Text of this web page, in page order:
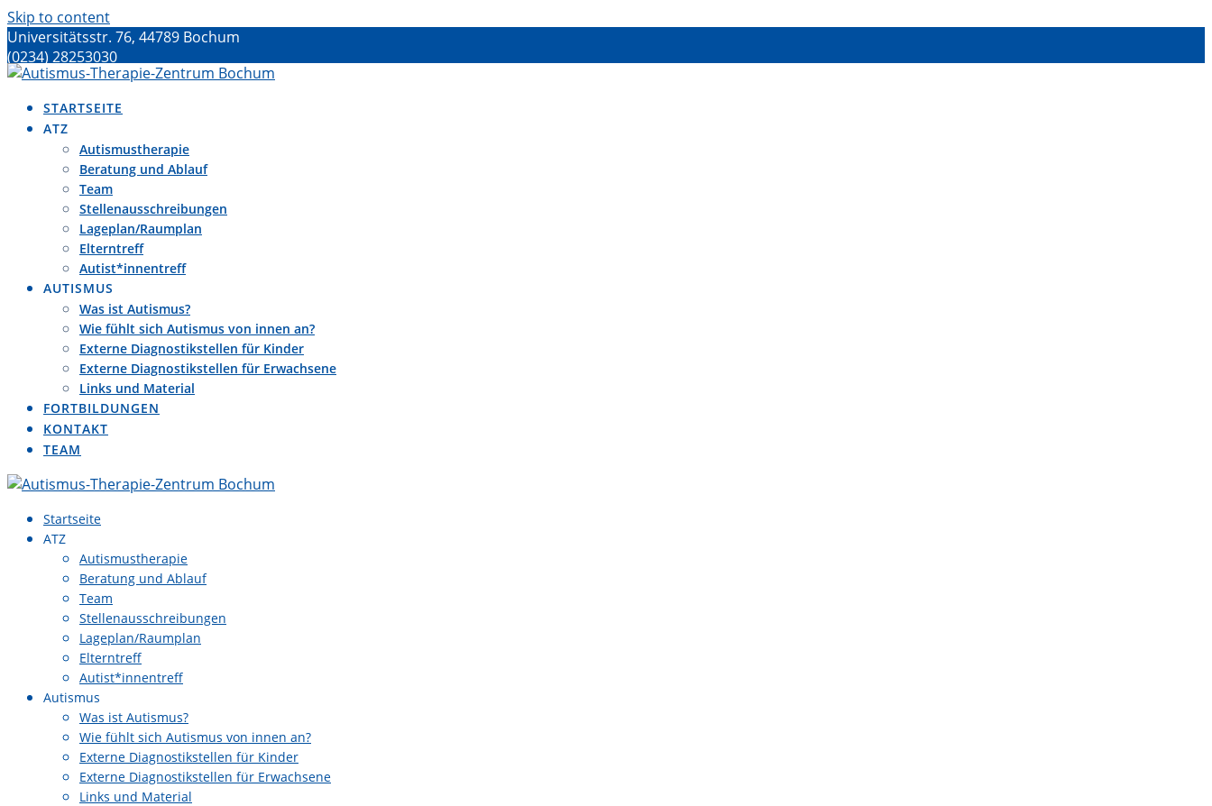
Skip to content
Universitätsstr. 76, 44789 Bochum
(0234) 28253030
atz@fundk-bochum.de
STARTSEITE
ATZ
Autismustherapie
Beratung und Ablauf
Team
Stellenausschreibungen
Lageplan/Raumplan
Elterntreff
Autist*innentreff
AUTISMUS
Was ist Autismus?
Wie fühlt sich Autismus von innen an?
Externe Diagnostikstellen für Kinder
Externe Diagnostikstellen für Erwachsene
Links und Material
FORTBILDUNGEN
KONTAKT
TEAM
Startseite
ATZ
Autismustherapie
Beratung und Ablauf
Team
Stellenausschreibungen
Lageplan/Raumplan
Elterntreff
Autist*innentreff
Autismus
Was ist Autismus?
Wie fühlt sich Autismus von innen an?
Externe Diagnostikstellen für Kinder
Externe Diagnostikstellen für Erwachsene
Links und Material